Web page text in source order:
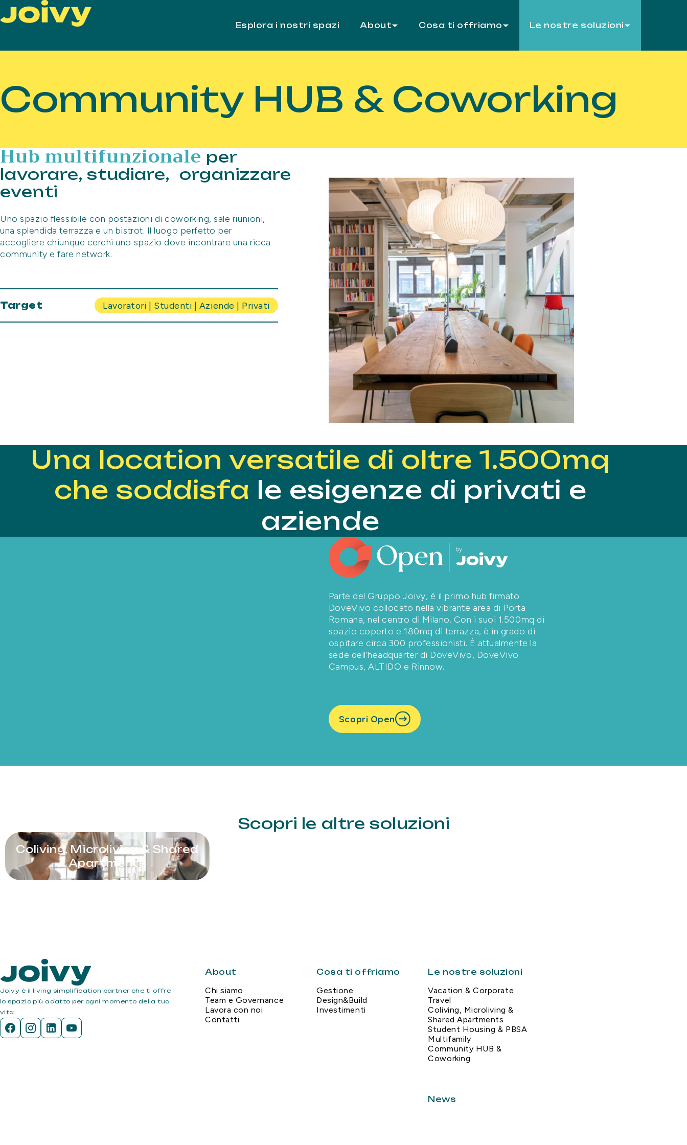
Esplora i nostri spazi About Cosa ti offriamo Le nostre soluzioni
Community HUB & Coworking
Hub multifunzionale per
lavorare, studiare, organizzare
eventi
Uno spazio flessibile con postazioni di coworking, sale riunioni,
una splendida terrazza e un bistrot. Il luogo perfetto per
accogliere chiunque cerchi uno spazio dove incontrare una ricca
community e fare network.
Target Lavoratori | Studenti | Aziende | Privati
Una location versatile di oltre 1.500mq
che soddisfa le esigenze di privati e
aziende
Parte del Gruppo Joivy, è il primo hub firmato
DoveVivo collocato nella vibrante area di Porta
Romana, nel centro di Milano. Con i suoi 1.500mq di
spazio coperto e 180mq di terrazza, è in grado di
ospitare circa 300 professionisti. È attualmente la
sede dell’headquarter di DoveVivo, DoveVivo
Campus, ALTIDO e Rinnow.
Scopri Open
Scopri le altre soluzioni
Coliving, Microliving & Shared
Apartments
Joivy è il living simplification partner che ti offre
lo spazio più adatto per ogni momento della tua
vita.
About
Chi siamo
Team e Governance
Lavora con noi
Contatti
Cosa ti offriamo
Gestione
Design&Build
Investimenti
Le nostre soluzioni
Vacation & Corporate
Travel
Coliving, Microliving &
Shared Apartments
Student Housing & PBSA
Multifamily
Community HUB &
Coworking
News